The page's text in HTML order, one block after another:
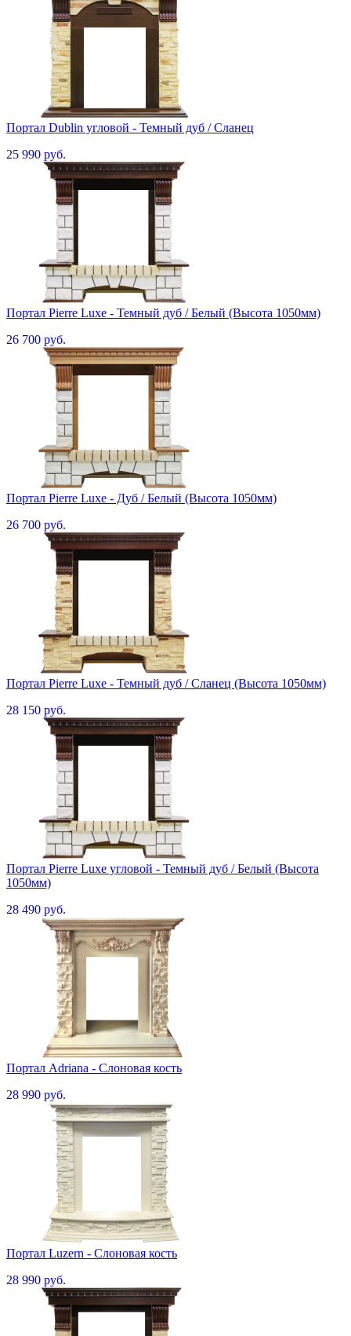
Портал Dublin угловой - Темный дуб / Сланец
25 990 руб.
Портал Pierre Luxe - Темный дуб / Белый (Высота 1050мм)
26 700 руб.
Портал Pierre Luxe - Дуб / Белый (Высота 1050мм)
26 700 руб.
Портал Pierre Luxe - Темный дуб / Сланец (Высота 1050мм)
28 150 руб.
Портал Pierre Luxe угловой - Темный дуб / Белый (Высота
1050мм)
28 490 руб.
Портал Adriana - Cлоновая кость
28 990 руб.
Портал Luzern - Слоновая кость
28 990 руб.